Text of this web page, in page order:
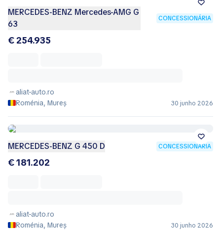
MERCEDES-BENZ Mercedes-AMG G
63
CONCESSIONÁRIA
€ 254.935
aliat-auto.ro
Roménia, Mureș
30 junho 2026
MERCEDES-BENZ G 450 D CONCESSIONÁRIA
€ 181.202
aliat-auto.ro
Roménia, Mureș
30 junho 2026